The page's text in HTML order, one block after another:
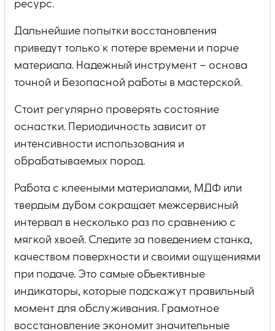
ресурс.
Дальнейшие попытки восстановления
приведут только к потере времени и порче
материала. Надежный инструмент – основа
точной и безопасной работы в мастерской.
Стоит регулярно проверять состояние
оснастки. Периодичность зависит от
интенсивности использования и
обрабатываемых пород.
Работа с клееными материалами, МДФ или
твердым дубом сокращает межсервисный
интервал в несколько раз по сравнению с
мягкой хвоей. Следите за поведением станка,
качеством поверхности и своими ощущениями
при подаче. Это самые объективные
индикаторы, которые подскажут правильный
момент для обслуживания. Грамотное
восстановление экономит значительные